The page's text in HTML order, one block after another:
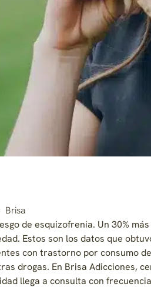
Brisa
de esquizofrenia. Un 30%
Estos son los datos que
con trastorno por consumo
drogas. En Brisa Adicciones,
llega a consulta con